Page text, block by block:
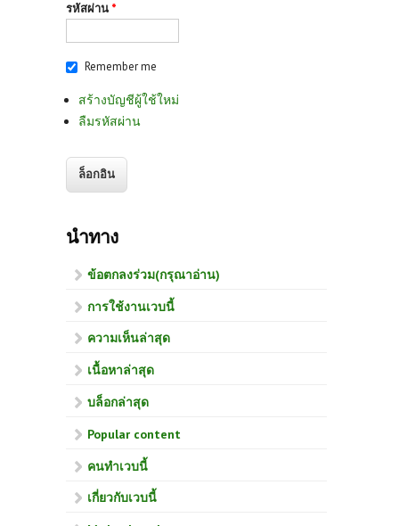
รหัสผ่าน *
Remember me
สร้างบัญชีผู้ใช้ใหม่
ลืมรหัสผ่าน
นำทาง
ข้อตกลงร่วม(กรุณาอ่าน)
การใช้งานเวบนี้
ความเห็นล่าสุด
เนื้อหาล่าสุด
บล็อกล่าสุด
Popular content
คนทำเวบนี้
เกี่ยวกับเวบนี้